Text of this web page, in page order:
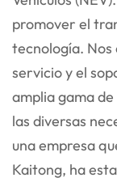
promover el
tecnología. Nos
servicio y el
amplia gamade
las diversas
una empresa
Kaitong, ha